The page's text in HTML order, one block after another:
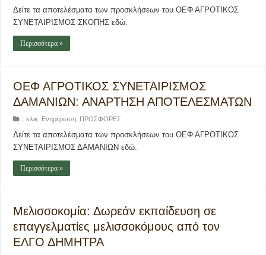
Δείτε τα αποτελέσματα των προσκλήσεων του ΟΕΦ ΑΓΡΟΤΙΚΟΣ
ΣΥΝΕΤΑΙΡΙΣΜΟΣ ΣΚΟΠΗΣ εδώ.
Περισσότερα »
ΟΕΦ ΑΓΡΟΤΙΚΟΣ ΣΥΝΕΤΑΙΡΙΣΜΟΣ
ΔΑΜΑΝΙΩΝ: ΑΝΑΡΤΗΣΗ ΑΠΟΤΕΛΕΣΜΑΤΩΝ
...κλικ Ενημέρωση ΠΡΟΣΦΟΡΕΣ
Δείτε τα αποτελέσματα των προσκλήσεων του ΟΕΦ ΑΓΡΟΤΙΚΟΣ
ΣΥΝΕΤΑΙΡΙΣΜΟΣ ΔΑΜΑΝΙΩΝ εδώ.
Περισσότερα »
Μελισσοκομία: Δωρεάν εκπαίδευση σε
επαγγελματίες μελισσοκόμους από τον
ΕΛΓΟ ΔΗΜΗΤΡΑ